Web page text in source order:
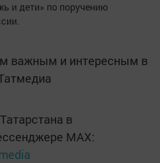
и дети» по поручению
важным и интересным в
в
MАХ: